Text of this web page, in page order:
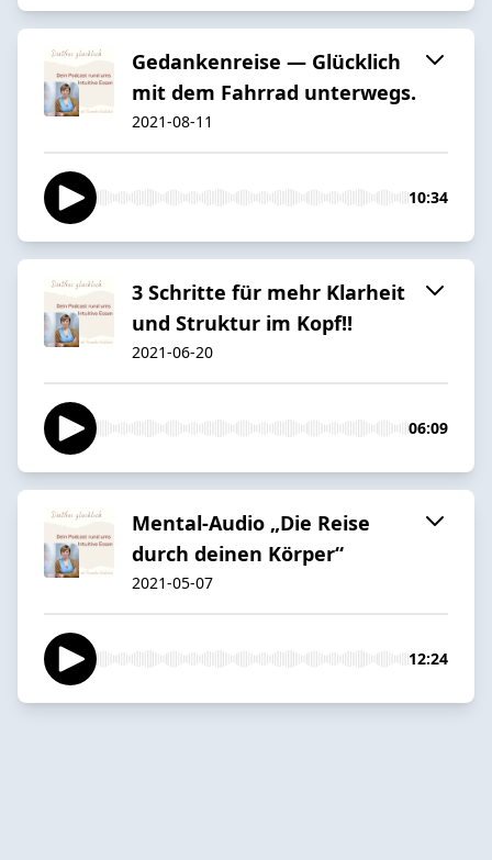
Gedankenreise — Glücklich
mit dem Fahrrad unterwegs.
2021-08-11
10:34
3 Schritte für mehr Klarheit
und Struktur im Kopf!!
2021-06-20
06:09
Mental-Audio „Die Reise
durch deinen Körper“
2021-05-07
12:24